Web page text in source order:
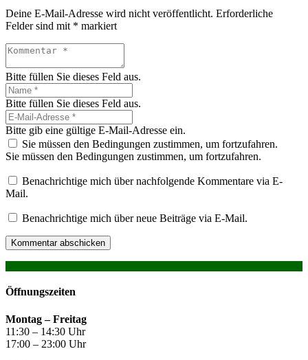
Deine E-Mail-Adresse wird nicht veröffentlicht. Erforderliche
Felder sind mit * markiert
Bitte füllen Sie dieses Feld aus.
Bitte füllen Sie dieses Feld aus.
Bitte gib eine gültige E-Mail-Adresse ein.
Sie müssen den Bedingungen zustimmen, um fortzufahren.
Sie müssen den Bedingungen zustimmen, um fortzufahren.
Benachrichtige mich über nachfolgende Kommentare via E-
Mail.
Benachrichtige mich über neue Beiträge via E-Mail.
Kommentar abschicken
Öffnungszeiten
Montag –Freitag
11:30 – 14:30 Uhr
17:00 – 23:00 Uhr